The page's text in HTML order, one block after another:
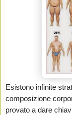
Esistono infinite
composizione
provato a dare